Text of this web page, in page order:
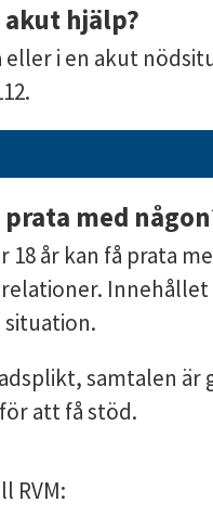
akut hjälp?
eller i en akut
med
18 år kan få prata
relationer.
situation.
samtalen
att få stöd.
RVM: